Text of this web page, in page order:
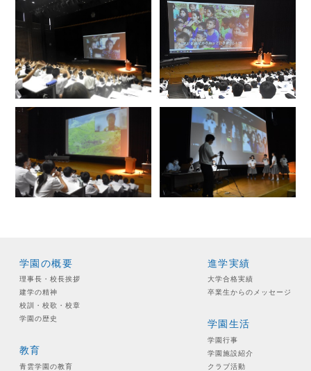
学園の概要
理事長・校長挨拶
建学の精神
校訓・校歌・校章
学園の歴史
教育
青雲学園の教育
進学実績
大学合格実績
卒業生からのメッセージ
学園生活
学園行事
学園施設紹介
クラブ活動